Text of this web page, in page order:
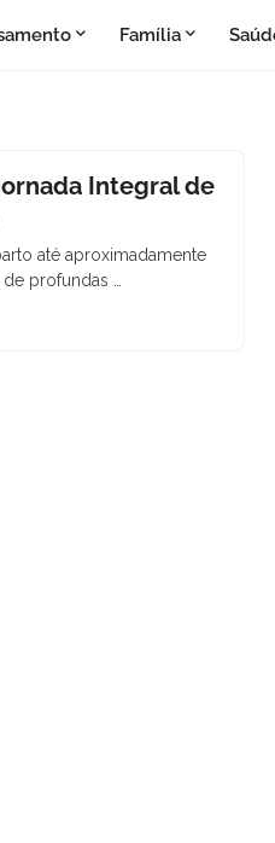
Família
Integral de
até aproximadamente
profundas …